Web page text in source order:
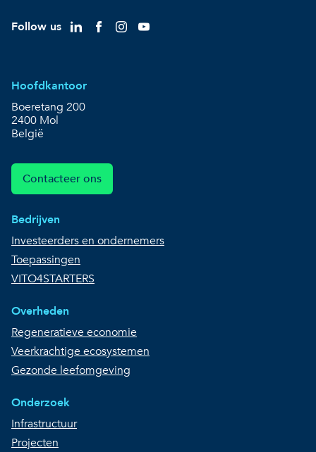
Follow us
Hoofdkantoor
Boeretang 200
2400 Mol
België
Contacteer ons
Bedrijven
Investeerders en ondernemers
Toepassingen
VITO4STARTERS
Overheden
Regeneratieve economie
Veerkrachtige ecosystemen
Gezonde leefomgeving
Onderzoek
Infrastructuur
Projecten